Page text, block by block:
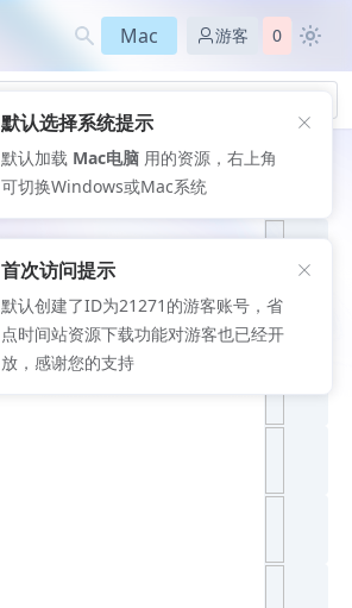
Mac 游客 0
推荐文
默认选择系统提示
默认加载 Mac电脑 用的资源，右上角
可切换Windows或Mac系统
首次访问提示
默认创建了ID为21271的游客账号，省
点时间站资源下载功能对游客也已经开
放，感谢您的支持